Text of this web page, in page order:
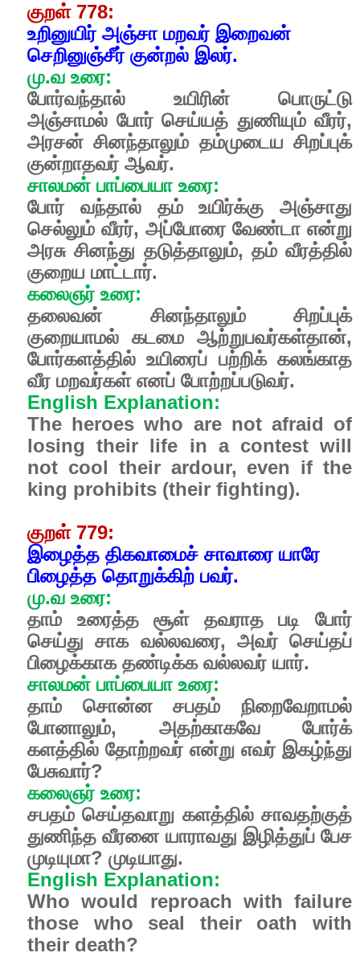
குறள் 778:
உறினுயிர் அஞ்சா மறவர் இறைவன்
செறினுஞ்சீர் குன்றல் இலர்.
மு.வ உரை:
போர்வந்தால் உயிரின் பொருட்டு
அஞ்சாமல் போர் செய்யத் துணியும் வீரர்,
அரசன் சினந்தாலும் தம்முடைய சிறப்புக்
குன்றாதவர் ஆவர்.
சாலமன் பாப்பையா உரை:
போர் வந்தால் தம் உயிர்க்கு அஞ்சாது
செல்லும் வீரர், அப்போரை வேண்டா என்று
அரசு சினந்து தடுத்தாலும், தம் வீரத்தில்
குறைய மாட்டார்.
கலைஞர் உரை:
தலைவன் சினந்தாலும் சிறப்புக்
குறையாமல் கடமை ஆற்றுபவர்கள்தான்,
போர்களத்தில் உயிரைப் பற்றிக் கலங்காத
வீர மறவர்கள் எனப் போற்றப்படுவர்.
English Explanation:
The heroes who are not afraid of
losing their life in a contest will
not cool their ardour, even if the
king prohibits (their fighting).
குறள் 779:
இழைத்த திகவாமைச் சாவாரை யாரே
பிழைத்த தொறுக்கிற் பவர்.
மு.வ உரை:
தாம் உரைத்த சூள் தவராத படி போர்
செய்து சாக வல்லவரை, அவர் செய்தப்
பிழைக்காக தண்டிக்க வல்லவர் யார்.
சாலமன் பாப்பையா உரை:
தாம் சொன்ன சபதம் நிறைவேறாமல்
போனாலும், அதற்காகவே போர்க்
களத்தில் தோற்றவர் என்று எவர் இகழ்ந்து
பேசுவார்?
கலைஞர் உரை:
சபதம் செய்தவாறு களத்தில் சாவதற்குத்
துணிந்த வீரனை யாராவது இழித்துப் பேச
முடியுமா? முடியாது.
English Explanation:
Who would reproach with failure
those who seal their oath with
their death?